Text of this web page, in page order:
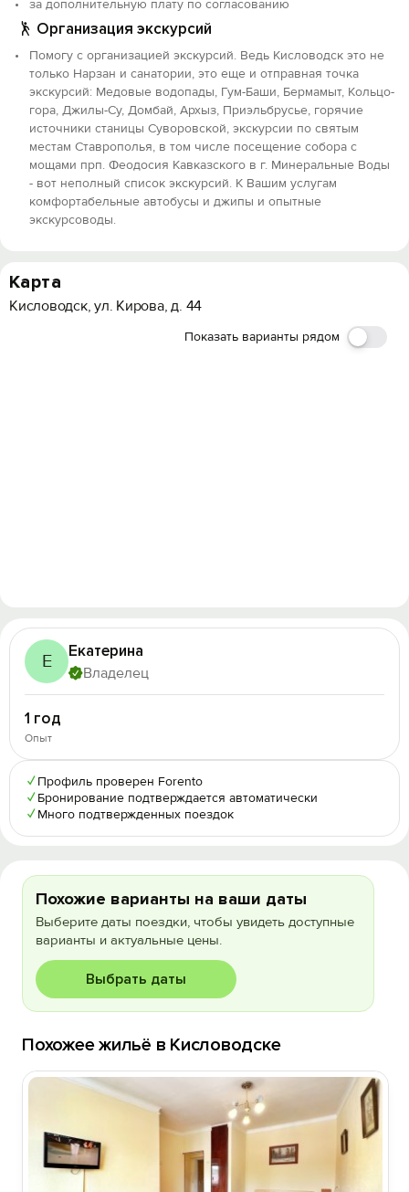
за дополнительную плату по согласованию
Организация экскурсий
Помогу с организацией экскурсий. Ведь Кисловодск это не
только Нарзан и санатории, это еще и отправная точка
экскурсий: Медовые водопады, Гум-Баши, Бермамыт, Кольцо-
гора, Джилы-Су, Домбай, Архыз, Приэльбрусье, горячие
источники станицы Суворовской, экскурсии по святым
местам Ставрополья, в том числе посещение собора с
мощами прп. Феодосия Кавказского в г. Минеральные Воды
- вот неполный список экскурсий. К Вашим услугам
комфортабельные автобусы и джипы и опытные
экскурсоводы.
Карта
Кисловодск, ул. Кирова, д. 44
Показать варианты рядом
Е Екатерина
Владелец
1 год
Опыт
✓ Профиль проверен Forento
✓ Бронирование подтверждается автоматически
✓ Много подтвержденных поездок
Похожие варианты на ваши даты
Выберите даты поездки, чтобы увидеть доступные
варианты и актуальные цены.
Выбрать даты
Похожее жильё в Кисловодске